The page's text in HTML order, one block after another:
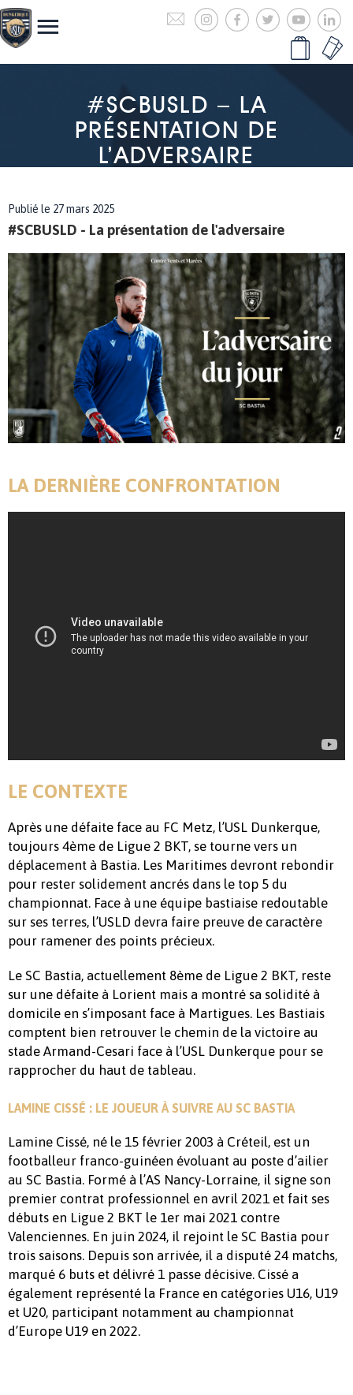
#SCBUSLD – LA
PRÉSENTATION DE
L’ADVERSAIRE
Publié le 27 mars 2025
#SCBUSLD - La présentation de l'adversaire
LA DERNIÈRE CONFRONTATION
LE CONTEXTE
Après une défaite face au FC Metz, l’USL Dunkerque,
toujours 4ème de Ligue 2 BKT, se tourne vers un
déplacement à Bastia. Les Maritimes devront rebondir
pour rester solidement ancrés dans le top 5 du
championnat. Face à une équipe bastiaise redoutable
sur ses terres, l’USLD devra faire preuve de caractère
pour ramener des points précieux.
Le SC Bastia, actuellement 8ème de Ligue 2 BKT, reste
sur une défaite à Lorient mais a montré sa solidité à
domicile en s’imposant face à Martigues. Les Bastiais
comptent bien retrouver le chemin de la victoire au
stade Armand-Cesari face à l’USL Dunkerque pour se
rapprocher du haut de tableau.
LAMINE CISSÉ : LE JOUEUR À SUIVRE AU SC BASTIA
Lamine Cissé, né le 15 février 2003 à Créteil, est un
footballeur franco-guinéen évoluant au poste d’ailier
au SC Bastia. Formé à l’AS Nancy-Lorraine, il signe son
premier contrat professionnel en avril 2021 et fait ses
débuts en Ligue 2 BKT le 1er mai 2021 contre
Valenciennes. En juin 2024, il rejoint le SC Bastia pour
trois saisons. Depuis son arrivée, il a disputé 24 matchs,
marqué 6 buts et délivré 1 passe décisive. Cissé a
également représenté la France en catégories U16, U19
et U20, participant notamment au championnat
d’Europe U19 en 2022.